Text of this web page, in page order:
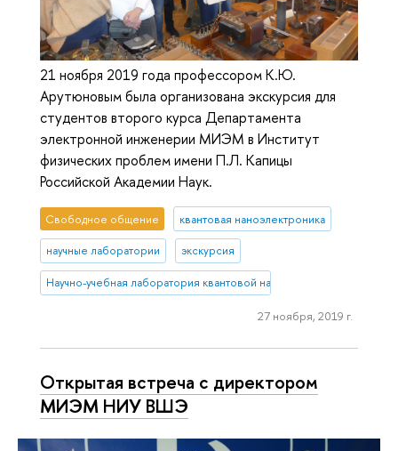
21 ноября 2019 года профессором К.Ю.
Арутюновым была организована экскурсия для
студентов второго курса Департамента
электронной инженерии МИЭМ в Институт
физических проблем имени П.Л. Капицы
Российской Академии Наук.
Свободное общение квантовая наноэлектроника
научные лаборатории экскурсия
Научно-учебная лаборатория квантовой наноэлектроники
27 ноября, 2019 г.
Открытая встреча с директором
МИЭМ НИУ ВШЭ